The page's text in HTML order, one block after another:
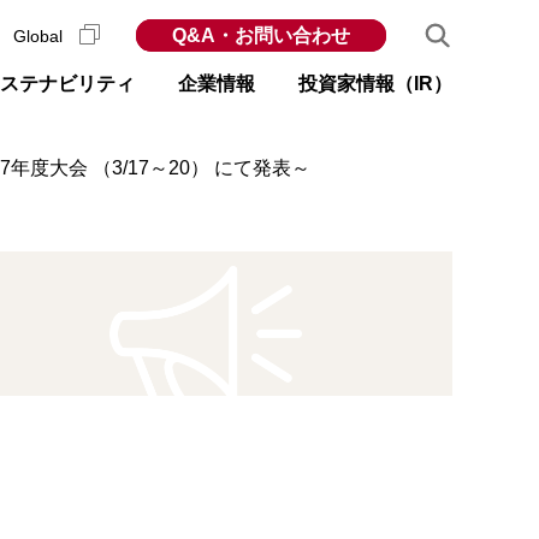
テナビリティ 企業情報 投資家情報（IR）
Global Q&A・お問い合わせ
度大会 （3/17～20） にて発表～